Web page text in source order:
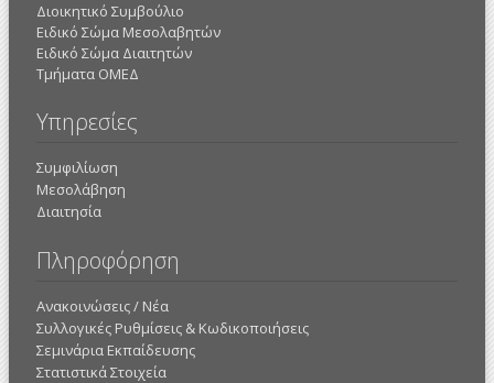
Διοικητικό Συμβούλιο
Ειδικό Σώμα Μεσολαβητών
Ειδικό Σώμα Διαιτητών
Τμήματα ΟΜΕΔ
Υπηρεσίες
Συμφιλίωση
Μεσολάβηση
Διαιτησία
Πληροφόρηση
Ανακοινώσεις / Νέα
Συλλογικές Ρυθμίσεις & Κωδικοποιήσεις
Σεμινάρια Εκπαίδευσης
Στατιστικά Στοιχεία